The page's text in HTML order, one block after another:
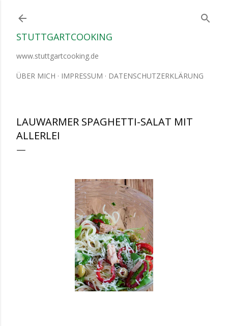
STUTTGARTCOOKING
www.stuttgartcooking.de
ÜBER MICH IMPRESSUM DATENSCHUTZERKLÄRUNG
LAUWARMER SPAGHETTI-SALAT MIT
ALLERLEI